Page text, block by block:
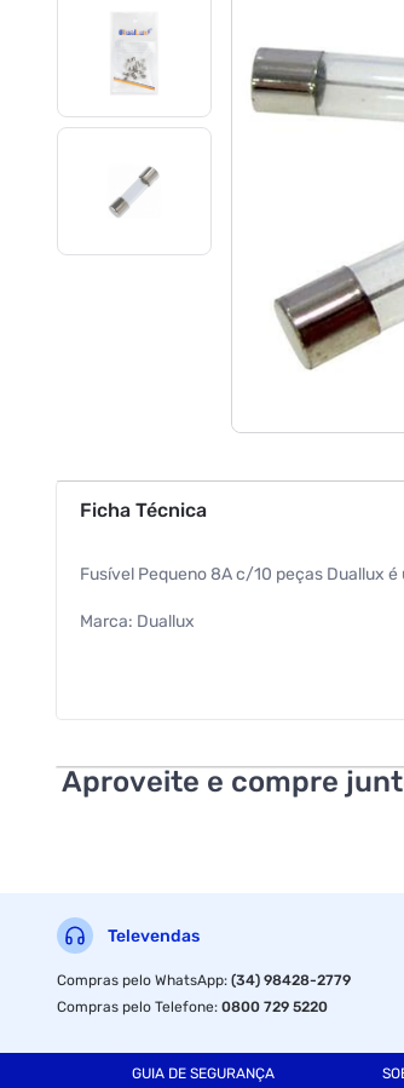
Ficha Técnica
Fusível Pequeno 8A c/10 peças Duallux
Marca: Duallux
Material constitutivo: Vidro e metais
Aproveite e compre
Televendas
Compras pelo WhatsApp:(34) 98428-2779
Compras pelo Telefone:0800 729 5220
GUIA DE SEGURANÇA